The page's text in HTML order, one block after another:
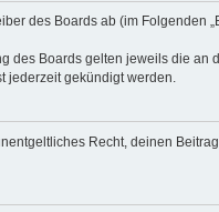
des Boards ab (im Folgenden
des Boards gelten jeweils die an
jederzeit gekündigt werden.
Recht, deinen